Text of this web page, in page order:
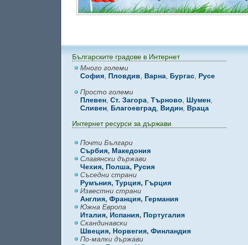
Българските градове в Интернет
Много големи
София, Пловдив, Варна, Бургас, Русе
Просто големи
Плевен, Ст. Загора, Търново, Шумен,
Сливен, Благоевград, Видин, Враца
Интернет ресурси за държави
Почти Българи
Сърбия, Македония
Славянски държави
Чехия, Полша, Русия
Съседни страни
Румъния, Турция, Гърция
Известни страни
Англия, Франция, Германия
Южна Европа
Италия, Испания, Португалия
Скандинавски
Швеция, Норвегия, Финландия
По-малки държави